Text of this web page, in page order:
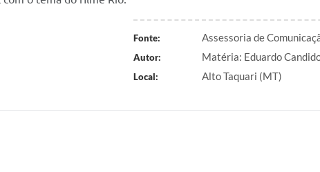
Fonte: Assessoria de
Autor: Matéria: Eduardo
Local: Alto Taquari (MT)